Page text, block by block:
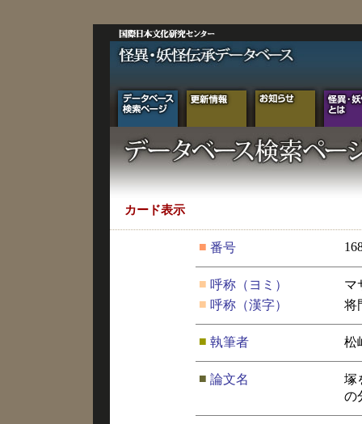
カード表示
■ 番号
■ 呼称（ヨミ）
マ
■ 呼称（漢字） 将
■ 執筆者 松
■ 論文名
塚
の